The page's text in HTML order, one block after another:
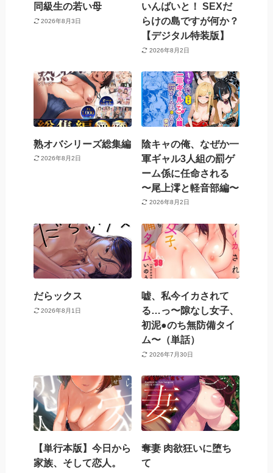
同級生の若い母
2026年8月3日
いんばいと！ SEXだ
らけの島ですが何か？
【デジタル特装版】
2026年8月2日
熟オバシリーズ総集編
2026年8月2日
陰キャの俺、なぜか一
軍ギャル3人組の罰ゲ
ーム係に任命される
〜尾上澪と軽音部編〜
2026年8月2日
だらックス
2026年8月1日
嘘、私今イカされて
る…っ〜隙なし女子、
初泥●のち無防備タイ
ム〜（単話）
2026年7月30日
【単行本版】今日から
家族、そして恋人。
奪妻 肉欲狂いに堕ち
て